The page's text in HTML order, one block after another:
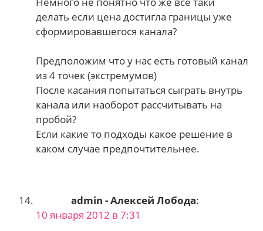
делать если цена достигла границы уже
сформировавшегося канала?
Предположим что у нас есть готовый канал
из 4 точек (экстремумов)
После касания попытаться сыграть внутрь
канала или наоборот рассчитывать на
пробой?
Если какие то подходы какое решение в
каком случае предпочтительнее.
admin - Алексей Лобода:
10 января 2012 в 7:31